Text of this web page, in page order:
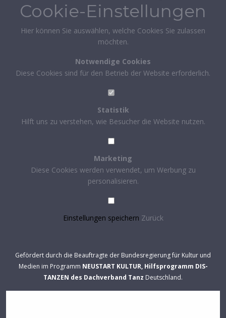
Cookie-Einstellungen
Hier können Sie auswählen, welche Cookies Sie zulassen
möchten.
Notwendige Cookies
Diese Cookies sind für den Betrieb der Website erforderlich.
Statistik
Hilft uns zu verstehen, wie Besucher die Website nutzen.
Marketing
Diese Cookies werden verwendet, um Werbung zu
personalisieren.
Einstellungen speichern Zurück
Gefördert durch die Beauftragte der Bundesregierung für Kultur und
Medien im Programm NEUSTART KULTUR, Hilfsprogramm DIS-
TANZEN des Dachverband Tanz Deutschland.